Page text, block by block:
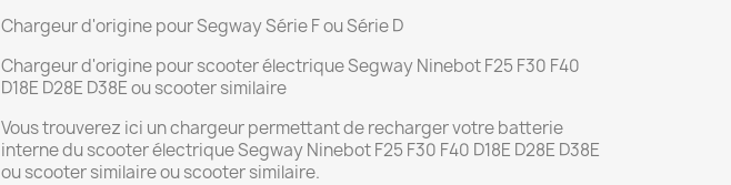
Chargeur d'origine pour Segway Série F ou Série D
Chargeur d'origine pour scooter électrique Segway Ninebot F25 F30 F40
D18E D28E D38E ou scooter similaire
Vous trouverez ici un chargeur permettant de recharger votre batterie
interne du scooter électrique Segway Ninebot F25 F30 F40 D18E D28E D38E
ou scooter similaire ou scooter similaire.